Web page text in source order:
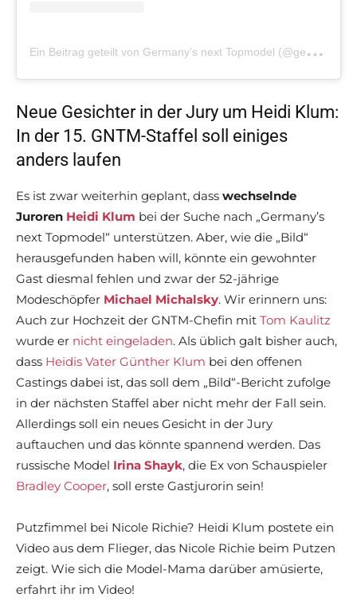
E
in Beitrag geteilt von Germany’s next Topmodel (@germanysnexttopmodel)
Neue Gesichter in der Jury um Heidi Klum:
In der 15. GNTM-Staffel soll einiges
anders laufen
Es ist zwar weiterhin geplant, dass wechselnde
Juroren Heidi Klum bei der Suche nach „Germany’s
next Topmodel“ unterstützen. Aber, wie die „Bild“
herausgefunden haben will, könnte ein gewohnter
Gast diesmal fehlen und zwar der 52-jährige
Modeschöpfer Michael Michalsky. Wir erinnern uns:
Auch zur Hochzeit der GNTM-Chefin mit Tom Kaulitz
wurde er nicht eingeladen. Als üblich galt bisher auch,
dass Heidis Vater Günther Klum bei den offenen
Castings dabei ist, das soll dem „Bild“-Bericht zufolge
in der nächsten Staffel aber nicht mehr der Fall sein.
Allerdings soll ein neues Gesicht in der Jury
auftauchen und das könnte spannend werden. Das
russische Model Irina Shayk, die Ex von Schauspieler
Bradley Cooper, soll erste Gastjurorin sein!
Putzfimmel bei Nicole Richie? Heidi Klum postete ein
Video aus dem Flieger, das Nicole Richie beim Putzen
zeigt. Wie sich die Model-Mama darüber amüsierte,
erfahrt ihr im Video!